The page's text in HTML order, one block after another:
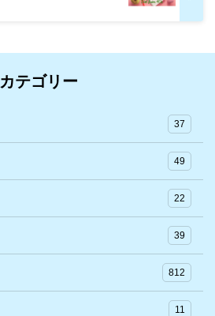
カテゴリー
37
49
22
39
812
11